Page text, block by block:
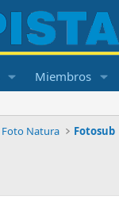
Miembros
Foto Natura Fotosub